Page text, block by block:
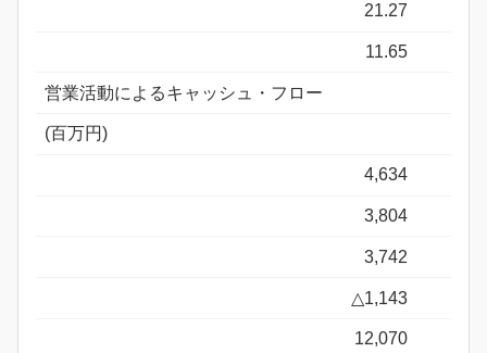
21.27
11.65
営業活動によるキャッシュ・フロー
(百万円)
4,634
3,804
3,742
△1,143
12,070